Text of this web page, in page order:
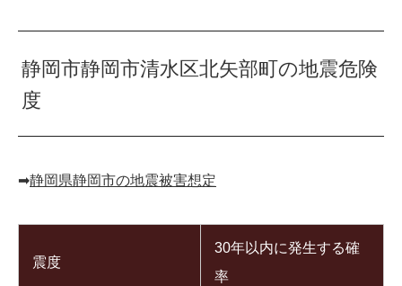
静岡市静岡市清水区北矢部町の地震危険
度
➡︎静岡県静岡市の地震被害想定
震度
30年以内に発生する確
率